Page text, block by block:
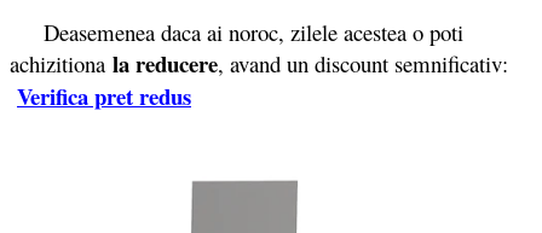
Deasemenea daca ai noroc, zilele acestea o poti
achizitiona la reducere, avand un discount semnificativ:
Verifica pret redus